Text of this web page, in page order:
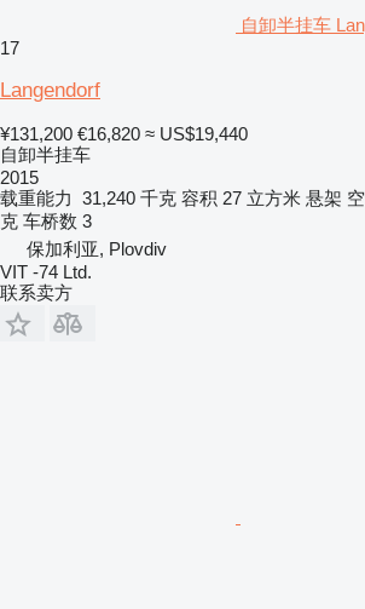
自卸半挂车
17
Langendorf
¥131,200 €16,820 ≈ US$19,440
自卸半挂车
2015
载重能力 31,240 千克 容积 27 立方米 悬架
克 车桥数 3
保加利亚, Plovdiv
VIT -74 Ltd.
联系卖方